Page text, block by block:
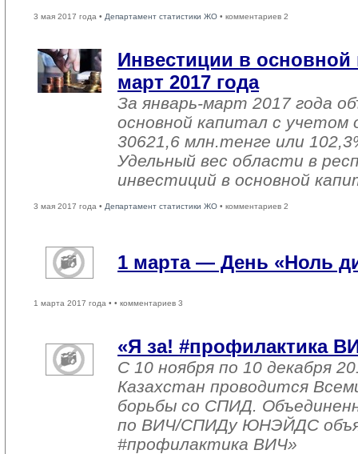
3 мая 2017 года • Департамент статистики ЖО • комментариев 2
Инвестиции в основной
март 2017 года
За январь-март 2017 года
основной капитал с учетом
30621,6 млн.тенге или
Удельный вес области в
инвестиций в основной
3 мая 2017 года • Департамент статистики ЖО • комментариев 2
1 марта — День «Ноль
1 марта 2017 года • • комментариев 3
«Я за! #профилактика
С 10 ноября по 10 декабря
Казахстан проводится
борьбы со СПИД.
по ВИЧ/СПИДу ЮНЭЙДС
#профилактика ВИЧ»